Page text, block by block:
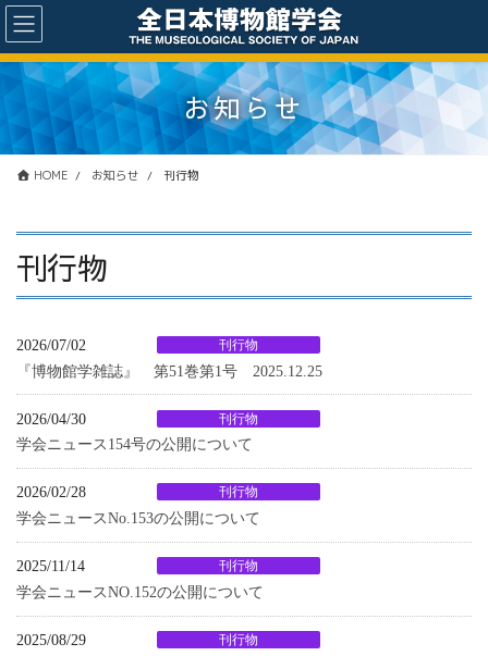
コ
ン
テ
に
移
ナ
ビ
ゲ
ョ
ン
お知らせ
HOME お知らせ 刊行物
刊行物
2026/07/02 刊行物
『博物館学雑誌』 第51巻第1号 2025.12.25
2026/04/30 刊行物
学会ニュース154号の公開について
2026/02/28 刊行物
学会ニュースNo.153の公開について
2025/11/14 刊行物
学会ニュースNO.152の公開について
2025/08/29 刊行物